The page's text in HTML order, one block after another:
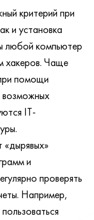
критерий при
и установка
любой компьютер
хакеров. Чаще
помощи
IT-
«дырявых»
и
проверять
Например,